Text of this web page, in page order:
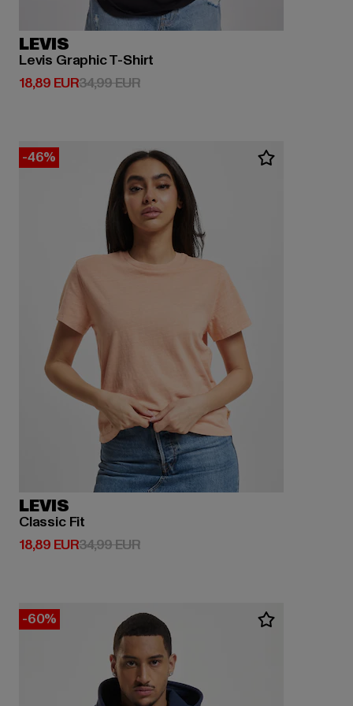
LEVIS
Levis Graphic T-Shirt
18,89 EUR
Derzeitiger Preis: 18,89 EUR
34,99 EURAktionspreis: 34,99 EUR
-46%
LEVIS
Classic Fit
18,89 EUR
Derzeitiger Preis: 18,89 EUR
34,99 EURAktionspreis: 34,99 EUR
-60%